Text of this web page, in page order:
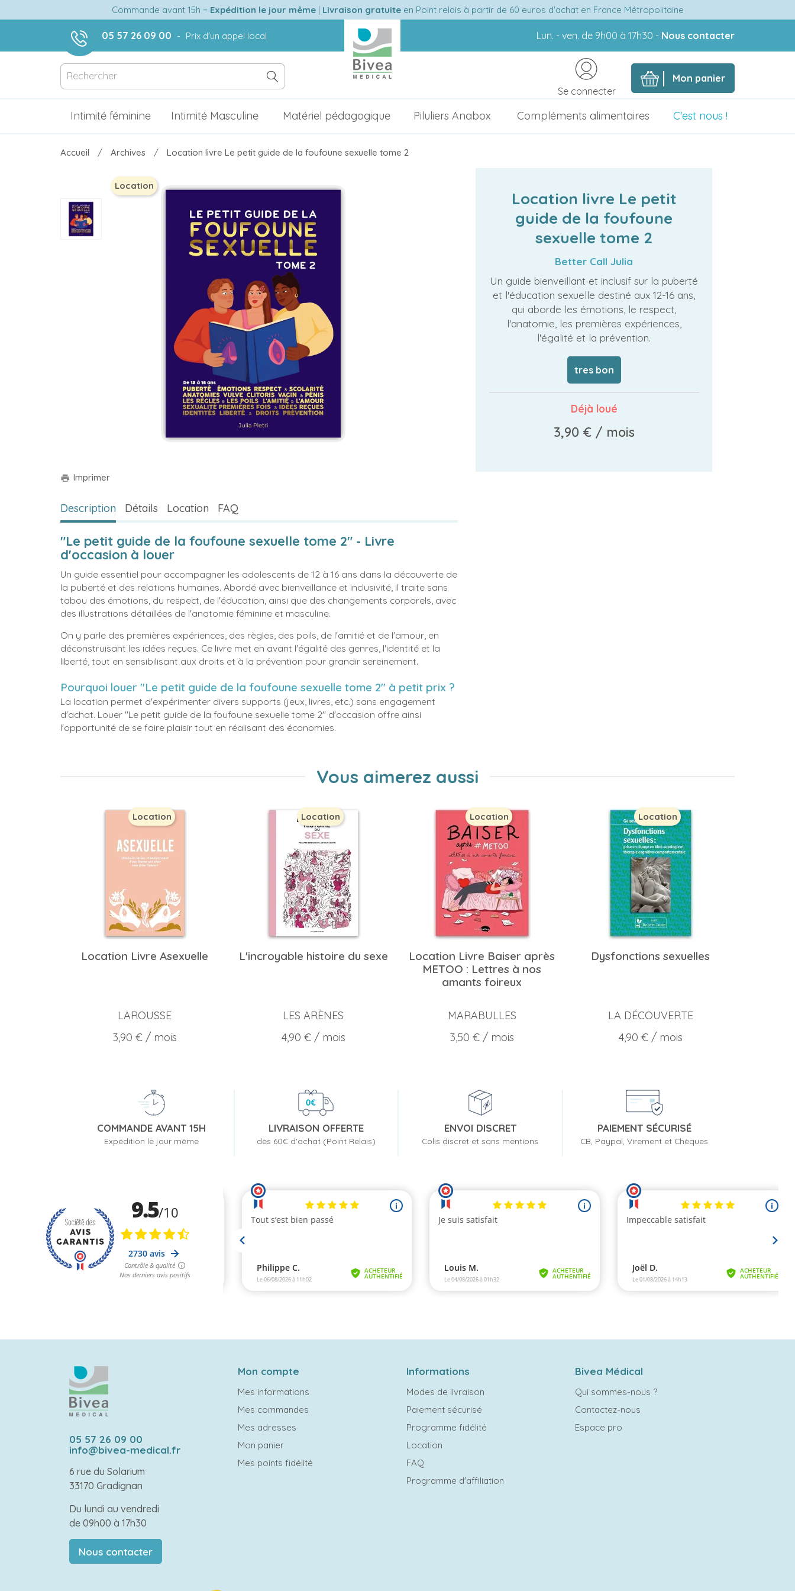
Commande avant 15h = Expédition le jour même| Livraison gratuiteen Point relais à partir de 60 euros d'achat en France Métropolitaine
05 57 26 09 00 - Prix d'un appel local Lun. - ven. de 9h00 à 17h30 - Nous contacter
Mon panier
Se connecter
Intimité féminine Intimité Masculine Matériel pédagogique Piluliers Anabox Compléments alimentaires C'est nous !
Accueil Archives Location livre Le petit guide de la foufoune sexuelle tome 2
Location
print Imprimer
Location livre Le petit
guide de la foufoune
sexuelle tome 2
Better Call Julia
Un guide bienveillant et inclusif sur la puberté
et l'éducation sexuelle destiné aux 12-16 ans,
qui aborde les émotions, le respect,
l'anatomie, les premières expériences,
l'égalité et la prévention.
tres bon
Déjà loué
3,90 €/ mois
Description Détails Location FAQ
"Le petit guide de la foufoune sexuelle tome 2" - Livre
d'occasion à louer
Un guide essentiel pour accompagner les adolescents de 12 à 16 ans dans la découverte de
la puberté et des relations humaines. Abordé avec bienveillance et inclusivité, il traite sans
tabou des émotions, du respect, de l'éducation, ainsi que des changements corporels, avec
des illustrations détaillées de l'anatomie féminine et masculine.
On y parle des premières expériences, des règles, des poils, de l'amitié et de l'amour, en
déconstruisant les idées reçues. Ce livre met en avant l'égalité des genres, l'identité et la
liberté, tout en sensibilisant aux droits et à la prévention pour grandir sereinement.
Pourquoi louer "Le petit guide de la foufoune sexuelle tome 2" à petit prix ?
La location permet d'expérimenter divers supports (jeux, livres, etc.) sans engagement
d'achat. Louer "Le petit guide de la foufoune sexuelle tome 2" d'occasion offre ainsi
l'opportunité de se faire plaisir tout en réalisant des économies.
Vous aimerez aussi
Location Livre Asexuelle
LAROUSSE
Prix
3,90 €/ mois
Location
L'incroyable histoire du sexe
LES ARÈNES
Prix
4,90 €/ mois
Location
Location Livre Baiser après
METOO : Lettres à nos
amants foireux
MARABULLES
Prix
3,50 €/ mois
Location
Dysfonctions sexuelles
LA DÉCOUVERTE
Prix
4,90 €/ mois
Location
COMMANDE AVANT 15H
Expédition le jour même
LIVRAISON OFFERTE
dès 60€ d'achat (Point Relais)
ENVOI DISCRET
Colis discret et sans mentions
PAIEMENT SÉCURISÉ
CB, Paypal, Virement et Chèques
05 57 26 09 00
info@bivea-medical.fr
6 rue du Solarium
33170 Gradignan
Du lundi au vendredi
de 09h00 à 17h30
Nous contacter
Mon compte
Mes informations
Mes commandes
Mes adresses
Mon panier
Mes points fidélité
Informations
Modes de livraison
Paiement sécurisé
Programme fidélité
Location
FAQ
Programme d'affiliation
Bivea Médical
Qui sommes-nous ?
Contactez-nous
Espace pro